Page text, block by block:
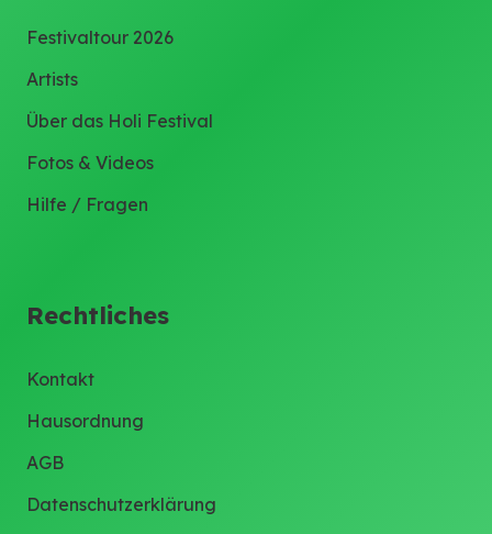
Festivaltour 2026
Artists
Über das Holi Festival
Fotos & Videos
Hilfe / Fragen
Rechtliches
Kontakt
Hausordnung
AGB
Datenschutzerklärung